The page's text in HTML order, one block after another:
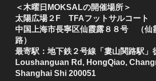
＜木曜日MOKSALの開催場所＞
太陽広場２F TFAフットサルコート
中国上海市長寧区仙霞露８８号 （仙
路）
最寄駅：地下鉄２号線「婁山関路駅」
Loushanguan Rd, HongQiao,
Shanghai Shi 200051